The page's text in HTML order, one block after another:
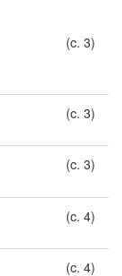
(c. 3)
(c. 3)
(c. 3)
(c. 4)
(c. 4)